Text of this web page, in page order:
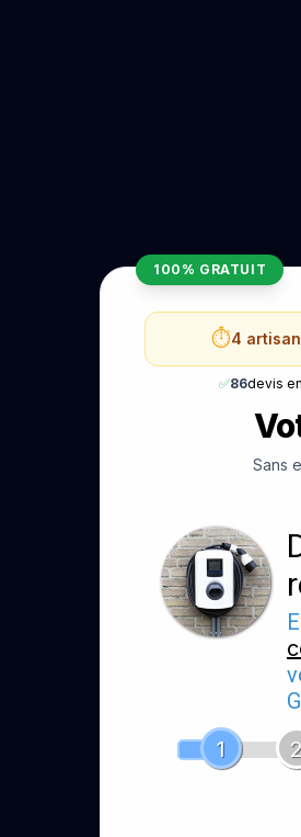
100% GRATUIT
⏱️4
✅86devis
Sans
1
2